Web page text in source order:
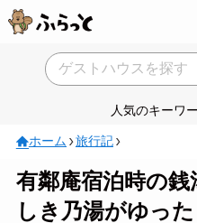
人気のキーワ
ホーム 旅行記
有鄰庵宿泊時の
しき乃湯がゆっ